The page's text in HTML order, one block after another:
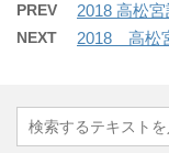
PREV 2018 高松宮
NEXT 2018 高松